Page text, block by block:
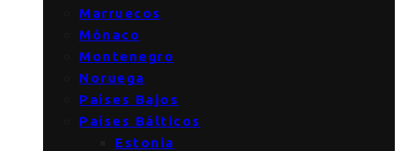
Marruecos
Mónaco
Montenegro
Noruega
Países Bajos
Países Bálticos
Estonia